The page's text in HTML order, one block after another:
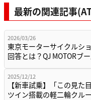
最新の関連記事
2026/03/26
東京モーターサイクルシ
回答とは？QJ MOTORブ
2025/12/12
【新車試乗】「この見た
ツイン搭載の軽二輪クル